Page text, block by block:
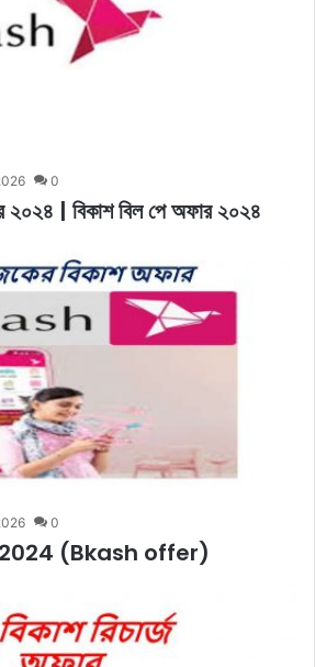
0
২০২৪ | বিকাশ বিল পে অফার ২০২৪
0
2024 (Bkash offer)